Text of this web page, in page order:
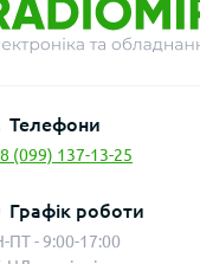
Телефони
(099) 137-13-25
Графік роботи
ПТ - 9:00-17:00